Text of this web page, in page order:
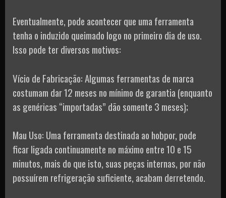
Eventualmente, pode acontecer que uma ferramenta
tenha o induzido queimado logo no primeiro dia de uso.
Isso pode ter diversos motivos:
Vício de Fabricação: Algumas ferramentas de marca
costumam dar 12 meses no mínimo de garantia (enquanto
as genéricas “importadas” dão somente 3 meses);
Mau Uso: Uma ferramenta destinada ao hobpor, pode
ficar ligada continuamente no máximo entre 10 e 15
minutos, mais do que isto, suas peças internas, por não
possuírem refrigeração suficiente, acabam derretendo.